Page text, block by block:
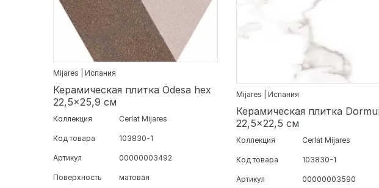
Mijares | Испания
Керамическая плитка Odesa hex
22,5x25,9 см
Коллекция Cerlat Mijares
Код товара 103830-1
Артикул 00000003492
Поверхность матовая
Mijares | Испания
Керамическая плитка
22,5x22,5 см
Коллекция Cerlat Mijares
Код товара 103830-1
Артикул 00000003590